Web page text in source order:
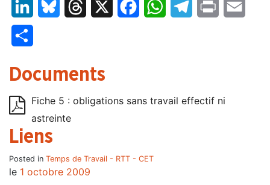
LinkedInBluesky Threads FacebookWhatsAppTelegram
Print
Documents
Fiche 5 : obligations sans travail effectif ni
astreinte
Liens
Posted in Temps de Travail - RTT - CET
le 1 octobre 2009